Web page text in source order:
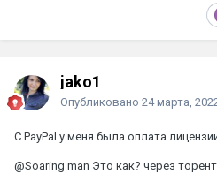
jako1
Опубликовано 24 марта,
С PayPal у меня была оплата
@Soaring man Это как? через